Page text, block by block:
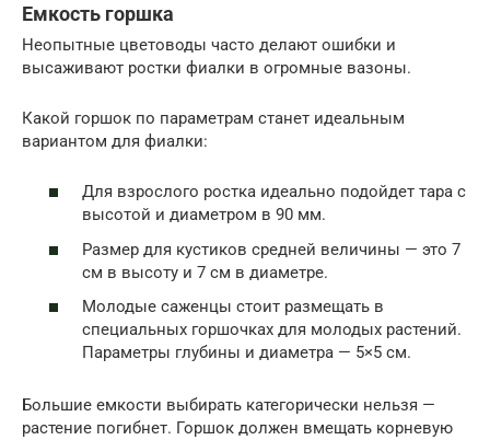
Емкость горшка
Неопытные цветоводы часто делают ошибки и
высаживают ростки фиалки в огромные вазоны.
Какой горшок по параметрам станет идеальным
вариантом для фиалки:
Для взрослого ростка идеально подойдет тара с
высотой и диаметром в 90 мм.
Размер для кустиков средней величины — это 7
см в высоту и 7 см в диаметре.
Молодые саженцы стоит размещать в
специальных горшочках для молодых растений.
Параметры глубины и диаметра — 5×5 см.
Большие емкости выбирать категорически нельзя —
растение погибнет. Горшок должен вмещать корневую